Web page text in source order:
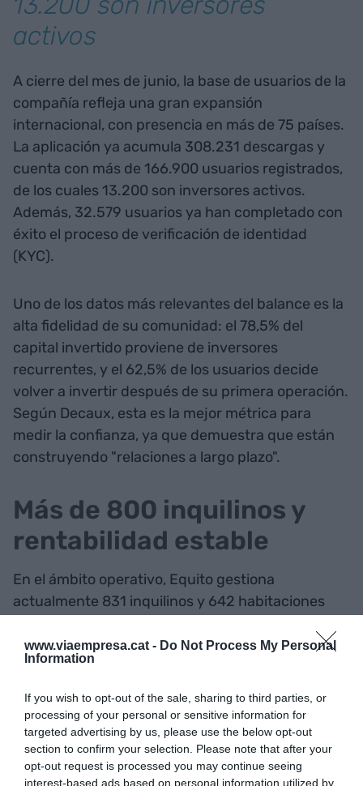
www.viaempresa.cat - Do Not Process My Personal
Information
If you wish to opt-out of the sale, sharing to third parties, or
processing of your personal or sensitive information for
targeted advertising by us, please use the below opt-out
section to confirm your selection. Please note that after your
opt-out request is processed you may continue seeing
interest-based ads based on personal information utilized by
activos
A cierre del mes de junio, la base de usuarios de la
compañía refleja una gran expansión
internacional, con presencia en más de 75 países.
La aplicación ya acumula 308.231 descargas y
cuenta con más de 166.900 usuarios registrados,
de los cuales 13.200 son inversores activos.
Además, 32.579 usuarios ya han completado con
éxito el proceso de verificación de identidad
(KYC).
Uno de los datos más relevantes del balance es la
alta fidelidad de su comunidad: el 78,5% del
capital invertido proviene de inversores
recurrentes, y el 62,5% de los usuarios decide
volver a invertir después de su primera operación.
Según Decaux, esta es la mejor métrica para
medir la confianza, ya que demuestra que están
construyendo "relaciones a largo plazo".
Más de 800 inquilinos y
rentabilidad estable
En el ámbito operativo, Equito gestiona
actualmente 831 inquilinos y 642 habitaciones
media del 94%. Esto ha permitido ofrecer una
rentabilidad neta media del 8,5% antes de
cerca de 60.000 microrrentas mensuales y
acumula cerca de dos millones de euros
repartidos entre su comunidad. Paralelamente, la
compañía ha devuelto 4,7 millones de euros en